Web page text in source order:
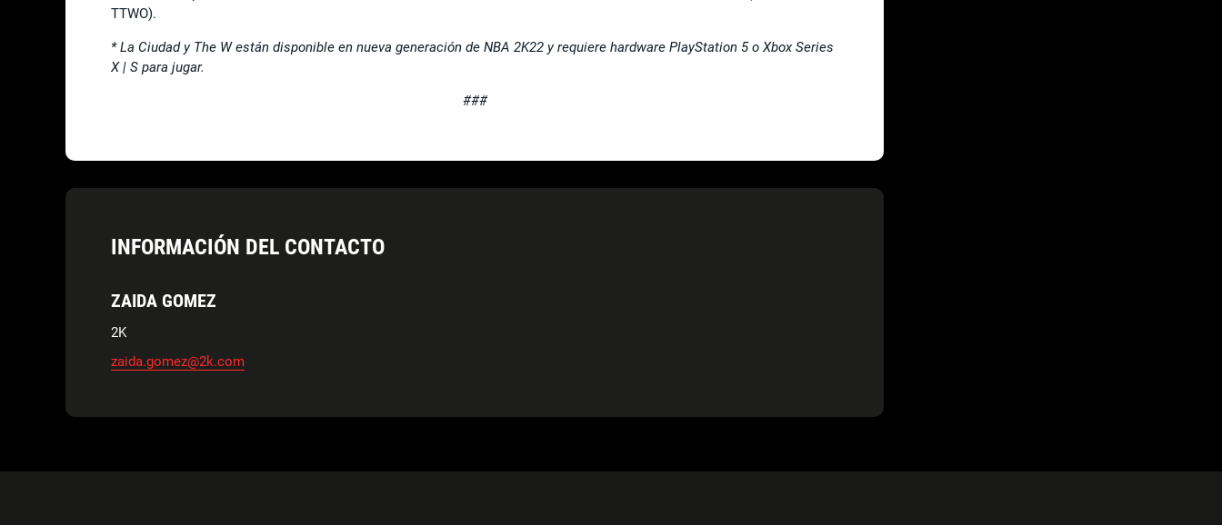
TTWO).
* La Ciudad y The W están disponible en nueva generación de NBA 2K22 y requiere hardware PlayStation 5 o Xbox Series
X | S para jugar.
###
INFORMACIÓN DEL CONTACTO
ZAIDA GOMEZ
2K
zaida.gomez@2k.com